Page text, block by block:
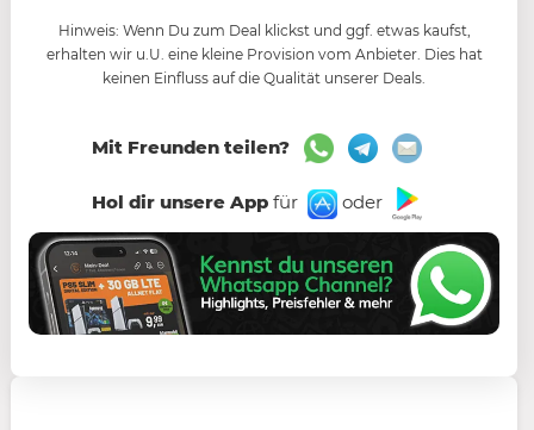
Hinweis: Wenn Du zum Deal klickst und ggf. etwas kaufst,
erhalten wir u.U. eine kleine Provision vom Anbieter. Dies hat
keinen Einfluss auf die Qualität unserer Deals.
Mit Freunden teilen?
Hol dir unsere Appfür oder